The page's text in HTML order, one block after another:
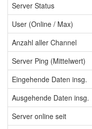
Server Status
User (Online / Max)
Anzahl aller Channel
Server Ping (Mittelwert)
Eingehende Daten insg.
Ausgehende Daten insg.
Server online seit